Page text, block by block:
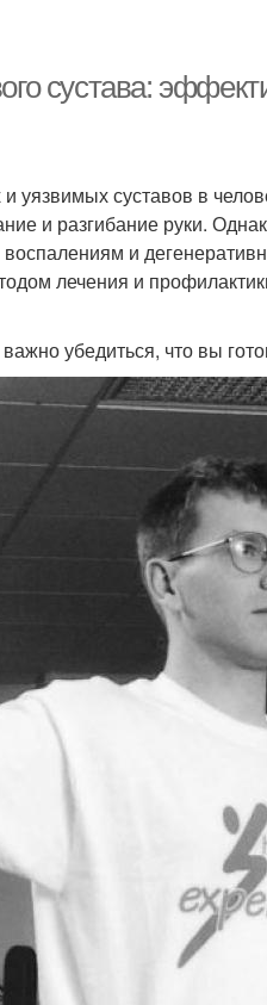
сустава:
суставов в
и разгибание руки.
воспалениям и
лечения и
убедиться, что вы